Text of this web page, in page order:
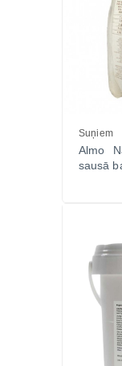
Suņiem
Almo
sausā